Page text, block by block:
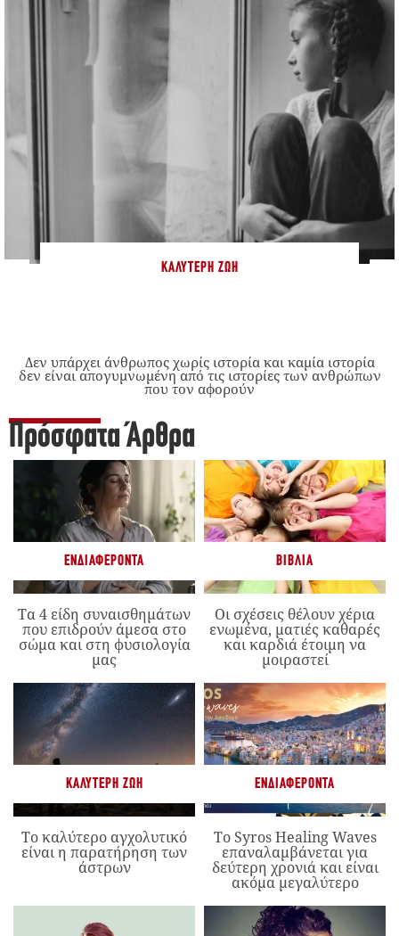
ΚΑΛΎΤΕΡΗ ΖΩΉ
Δεν υπάρχει άνθρωπος χωρίς ιστορία και καμία ιστορία
δεν είναι απογυμνωμένη από τις ιστορίες των ανθρώπων
που τον αφορούν
Πρόσφατα Άρθρα
ΕΝΔΙΑΦΈΡΟΝΤΑ
Τα 4 είδη συναισθημάτων
που επιδρούν άμεσα στο
σώμα και στη φυσιολογία
μας
ΒΙΒΛΊΑ
Οι σχέσεις θέλουν χέρια
ενωμένα, ματιές καθαρές
και καρδιά έτοιμη να
μοιραστεί
ΚΑΛΎΤΕΡΗ ΖΩΉ
Το καλύτερο αγχολυτικό
είναι η παρατήρηση των
άστρων
ΕΝΔΙΑΦΈΡΟΝΤΑ
Το Syros Healing Waves
επαναλαμβάνεται για
δεύτερη χρονιά και είναι
ακόμα μεγαλύτερο